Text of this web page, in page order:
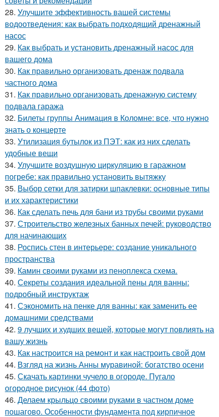
28. Улучшите эффективность вашей системы
водоотведения: как выбрать подходящий дренажный
насос
29. Как выбрать и установить дренажный насос для
вашего дома
30. Как правильно организовать дренаж подвала
частного дома
31. Как правильно организовать дренажную систему
подвала гаража
32. Билеты группы Анимация в Коломне: все, что нужно
знать о концерте
33. Утилизация бутылок из ПЭТ: как из них сделать
удобные вещи
34. Улучшите воздушную циркуляцию в гаражном
погребе: как правильно установить вытяжку
35. Выбор сетки для затирки шпаклевки: основные типы
и их характеристики
36. Как сделать печь для бани из трубы своими руками
37. Строительство железных банных печей: руководство
для начинающих
38. Роспись стен в интерьере: создание уникального
пространства
39. Камин своими руками из пеноплекса схема.
40. Секреты создания идеальной пены для ванны:
подробный инструктаж
41. Сэкономить на пенке для ванны: как заменить ее
домашними средствами
42. 9 лучших и худших вещей, которые могут повлиять на
вашу жизнь
43. Как настроится на ремонт и как настроить свой дом
44. Взгляд на жизнь Анны муравиной: богатство осени
45. Скачать картинки чучело в огороде. Пугало
огородное рисунок (44 фото)
46. Делаем крыльцо своими руками в частном доме
пошагово. Особенности фундамента под кирпичное